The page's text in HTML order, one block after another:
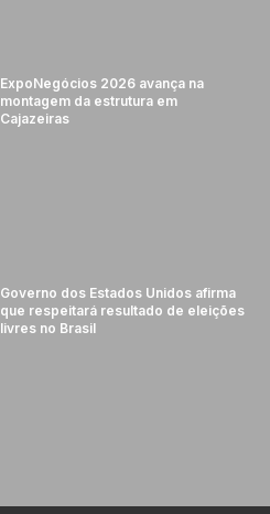
ExpoNegócios 2026 avança na
montagem da estrutura em
Cajazeiras
Governo dos Estados Unidos afirma
que respeitará resultado de eleições
livres no Brasil